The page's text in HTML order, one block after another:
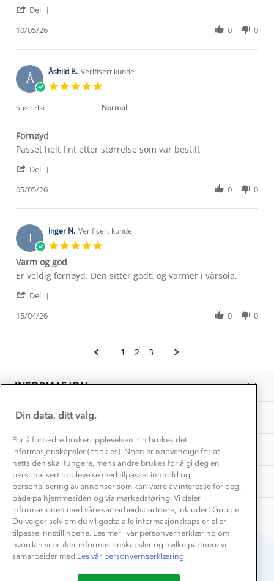
Catherine
on
May
HeltDel
Catherine
on
10
May
10/05/26 0 0
Å Åshild B. Verifisert kunde
rating
Størrelse Normal
Fornøyd
Review
Åshild
on
May
review
Fornøyd
Passet helt fint etter størrelse som var bestilt
Del
Åshild
on
5
May
2026
05/05/26 0 0
I Inger N. Verifisert kunde
Varm og god
Review
Inger
on
review
Varm
god
Er veldig fornøyd. Den sitter godt, og varmer i vårsola.
Del
15
2026
15/04/26 0 0
1 2 3
INFORMASJON
Kundeservice
Kontakt oss
Konkurransevinnere
Kundeklubb
Bedrift, barnehage og SFO
Presse
OM OSS
Verdigrunnlag
Klima og miljø
Etisk handel
Dyreetikk
1% til samfunnet
Samarbeide med oss?
TIPS OG RÅD
Alt du trenger til Norgesferien
Dette trenger du til barnehagen
Gravidklær
Hvordan velge riktig turtøy?
Store størrelser
Turmat oppskrifter
Beredskap
AKTIVITETER
Norgesferie 🇳🇴
Få turinspirasjon og tips her⛰
Overnatte utendørs⛺
Leirskole 🥾
Barnehageansatt
Tips til hyttetur
Du betaler enkelt med
Din data, ditt valg.
For å forbedre brukeropplevelsen din brukes det
informasjonskapsler (cookies). Noen er nødvendige for at
nettsiden skal fungere, mens andre brukes for å gi deg en
personalisert opplevelse med tilpasset innhold og
personalisering av annonser som kan være av interesse for deg,
både på hjemmesiden og via markedsføring. Vi deler
informasjonen med våre samarbeidspartnere, inkludert Google.
Du velger selv om du vil godta alle informasjonskapsler eller
tilpasse innstillingene. Les mer i vår personvernerklæring om
hvordan vi bruker informasjonskapsler og hvilke partnere vi
samarbeider med.Les vår personvernserklæring